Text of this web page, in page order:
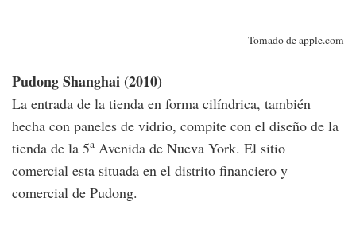
Tomado de apple.com
Pudong Shanghai (2010)
La entrada de la tienda en forma cilíndrica, también
hecha con paneles de vidrio, compite con el diseño de la
tienda de la 5a Avenida de Nueva York. El sitio
comercial esta situada en el distrito financiero y
comercial de Pudong.